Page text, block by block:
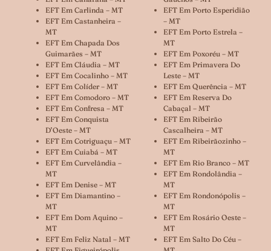
EFT Em Carlinda – MT
EFT Em Castanheira –
MT
EFT Em Chapada Dos
Guimarães – MT
EFT Em Cláudia – MT
EFT Em Cocalinho – MT
EFT Em Colíder – MT
EFT Em Comodoro – MT
EFT Em Confresa – MT
EFT Em Conquista
D’Oeste – MT
EFT Em Cotriguaçu – MT
EFT Em Cuiabá – MT
EFT Em Curvelândia –
MT
EFT Em Denise – MT
EFT Em Diamantino –
MT
EFT Em Dom Aquino –
MT
EFT Em Feliz Natal – MT
EFT Em Porto Esperidião
– MT
EFT Em Porto Estrela –
MT
EFT Em Poxoréu – MT
EFT Em Primavera Do
Leste – MT
EFT Em Querência – MT
EFT Em Reserva Do
Cabaçal – MT
EFT Em Ribeirão
Cascalheira – MT
EFT Em Ribeirãozinho –
MT
EFT Em Rio Branco – MT
EFT Em Rondolândia –
MT
EFT Em Rondonópolis –
MT
EFT Em Rosário Oeste –
MT
EFT Em Salto Do Céu –